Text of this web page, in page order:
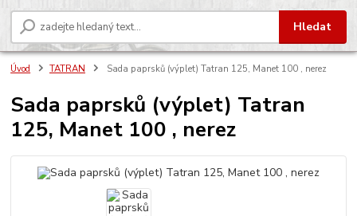
Hledat
Úvod TATRAN Sada paprsků (výplet) Tatran 125, Manet 100 , nerez
Sada paprsků (výplet) Tatran
125, Manet 100 , nerez